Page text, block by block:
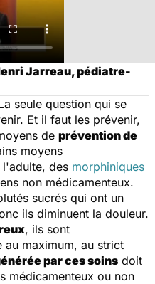
Jarreau, pédiatre-
seule question qui se
Et il faut les prévenir,
de prévention de
moyens
l'adulte, des morphiniques
non médicamenteux.
sucrés qui ont un
ils diminuent la douleur.
, ils sont
au maximum, au strict
par ces soins doit
médicamenteux ou non